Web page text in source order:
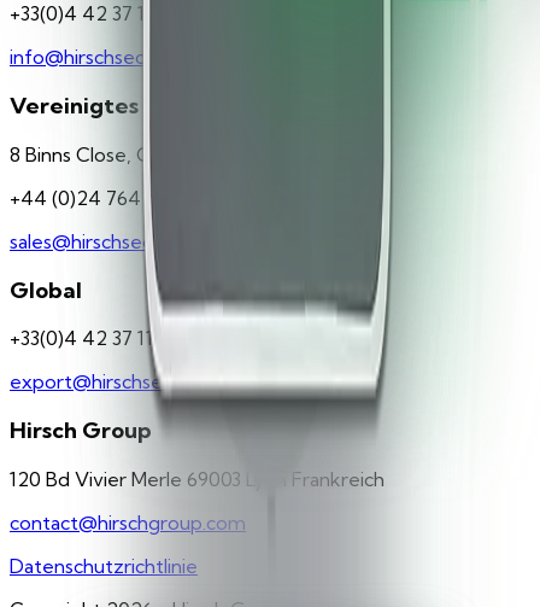
+33(0)4 42 37 11 77
info@hirschsecure.fr
Vereinigtes Königreich
8 Binns Close, Coventry, CV4 9TB
+44 (0)24 7642 1300
sales@hirschsecure.co.uk
Global
+33(0)4 42 37 11 77
export@hirschsecure.fr
Hirsch Group
120 Bd Vivier Merle 69003 Lyon Frankreich
contact@hirschgroup.com
Datenschutzrichtlinie